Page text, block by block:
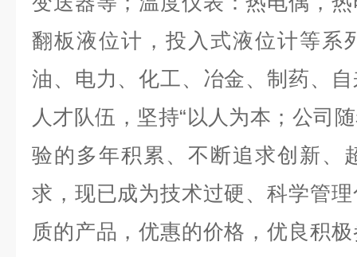
翻板液位计，投入式液位计等系
油、电力、化工、冶金、制药、
人才队伍 ， 坚持“以人为本；公司
验的多年积累、不断追求创新、
求，现已成为技术过硬、科学管
质的产品，优惠的价格，优良积